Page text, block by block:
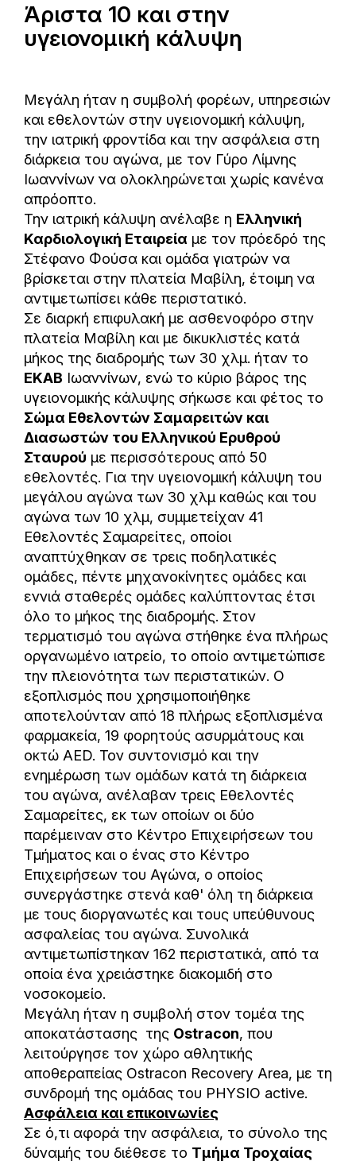
Άριστα 10 και στην
υγειονομική κάλυψη
Μεγάλη ήταν η συμβολή φορέων, υπηρεσιών
και εθελοντών στην υγειονομική κάλυψη,
την ιατρική φροντίδα και την ασφάλεια στη
διάρκεια του αγώνα, με τον Γύρο Λίμνης
Ιωαννίνων να ολοκληρώνεται χωρίς κανένα
απρόοπτο.
Την ιατρική κάλυψη ανέλαβε η Ελληνική
Καρδιολογική Εταιρεία με τον πρόεδρό της
Στέφανο Φούσα και ομάδα γιατρών να
βρίσκεται στην πλατεία Μαβίλη, έτοιμη να
αντιμετωπίσει κάθε περιστατικό.
Σε διαρκή επιφυλακή με ασθενοφόρο στην
πλατεία Μαβίλη και με δικυκλιστές κατά
μήκος της διαδρομής των 30 χλμ. ήταν το
ΕΚΑΒ Ιωαννίνων, ενώ το κύριο βάρος της
υγειονομικής κάλυψης σήκωσε και φέτος το
Σώμα Εθελοντών Σαμαρειτών και
Διασωστών του Ελληνικού Ερυθρού
Σταυρού με περισσότερους από 50
εθελοντές. Για την υγειονομική κάλυψη του
μεγάλου αγώνα των 30 χλμ καθώς και του
αγώνα των 10 χλμ, συμμετείχαν 41
Εθελοντές Σαμαρείτες, οποίοι
αναπτύχθηκαν σε τρεις ποδηλατικές
ομάδες, πέντε μηχανοκίνητες ομάδες και
εννιά σταθερές ομάδες καλύπτοντας έτσι
όλο το μήκος της διαδρομής. Στον
τερματισμό του αγώνα στήθηκε ένα πλήρως
οργανωμένο ιατρείο, το οποίο αντιμετώπισε
την πλειονότητα των περιστατικών. Ο
εξοπλισμός που χρησιμοποιήθηκε
αποτελούνταν από 18 πλήρως εξοπλισμένα
φαρμακεία, 19 φορητούς ασυρμάτους και
οκτώ AED. Τον συντονισμό και την
ενημέρωση των ομάδων κατά τη διάρκεια
του αγώνα, ανέλαβαν τρεις Εθελοντές
Σαμαρείτες, εκ των οποίων οι δύο
παρέμειναν στο Κέντρο Επιχειρήσεων του
Τμήματος και ο ένας στο Κέντρο
Επιχειρήσεων του Αγώνα, ο οποίος
συνεργάστηκε στενά καθ' όλη τη διάρκεια
με τους διοργανωτές και τους υπεύθυνους
ασφαλείας του αγώνα. Συνολικά
αντιμετωπίστηκαν 162 περιστατικά, από τα
οποία ένα χρειάστηκε διακομιδή στο
νοσοκομείο.
Μεγάλη ήταν η συμβολή στον τομέα της
αποκατάστασης της Ostracon, που
λειτούργησε τον χώρο αθλητικής
αποθεραπείας Ostracon Recovery Area, με τη
συνδρομή της ομάδας του PHYSIO active.
Ασφάλεια και επικοινωνίες
Σε ό,τι αφορά την ασφάλεια, το σύνολο της
δύναμής του διέθεσε το Τμήμα Τροχαίας